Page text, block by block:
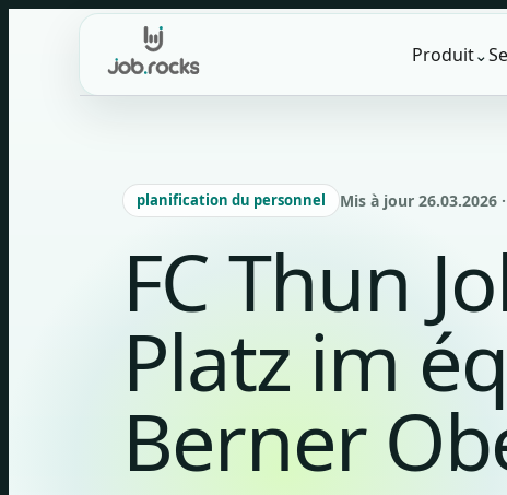
Produit⌄
planification du personnel Mis à jour 26.03.2026
FC Thun
Platz im
Berner